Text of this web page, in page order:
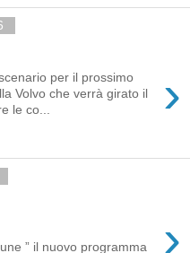
›
per il prossimo
Volvo che verrà girato il
le co...
›
” il nuovo programma